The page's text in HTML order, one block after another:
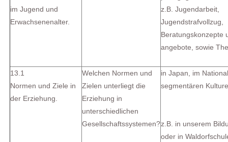
im Jugend und
Erwachsenenalter.
z.B. Jugendarbeit,
Jugendstrafvollzug,
Beratungskonzepte
angebote, sowie
13.1
Normen und Ziele in
der Erziehung.
Welchen Normen und
Zielen unterliegt die
Erziehung in
unterschiedlichen
Gesellschaftssystemen?
in Japan, im
segmentären
z.B. in unserem
oder in